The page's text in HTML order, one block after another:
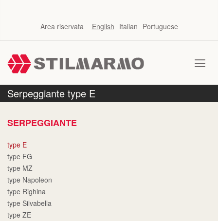
Area riservata English Italian Portuguese
Serpeggiante type E
SERPEGGIANTE
type E
type FG
type MZ
type Napoleon
type Righina
type Silvabella
type ZE